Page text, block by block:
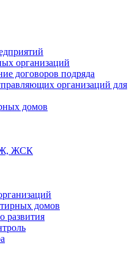
организаций
договоров подряда
организаций для
домов
ЖСК
домов
развития